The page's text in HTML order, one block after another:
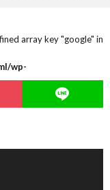
array key "google" in
wp-